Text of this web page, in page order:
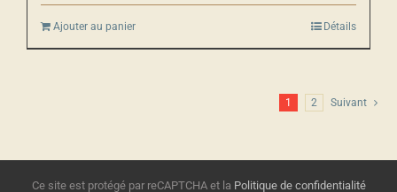
Ajouter au panier Détails
1 2 Suivant
Ce site est protégé par reCAPTCHA et la Politique de confidentialité